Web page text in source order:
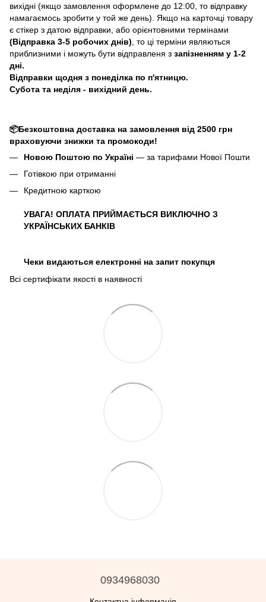
вихідні (якщо замовлення оформлене до 12:00, то відправку
намагаємось зробити у той же день). Якщо на карточці товару
є стікер з датою відправки, або орієнтовними термінами
(Відправка 3-5 робочих днів) , то ці терміни являються
приблизними і можуть бути відправленя з запізненням у 1-2
дні.
Відправки щодня з понеділка по п'ятницю.
Субота та неділя - вихідний день.
📦Безкоштовна доставка на замовлення від 2500 грн
враховуючи знижки та промокоди!
Новою Поштою по Україні — за тарифами Нової Пошти
Готівкою при отриманні
Кредитною карткою
УВАГА! ОПЛАТА ПРИЙМАЄТЬСЯ ВИКЛЮЧНО З
УКРАЇНСЬКИХ БАНКІВ
Чеки видаються електронні на запит покупця
Всі сертифікати якості в наявності
0934968030